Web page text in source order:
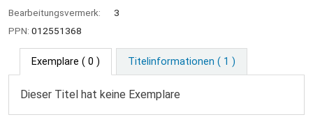
Bearbeitungsvermerk:
3
PPN: 012551368
Exemplare ( 0 ) Titelinformationen ( 1 )
Dieser Titel hat keine Exemplare